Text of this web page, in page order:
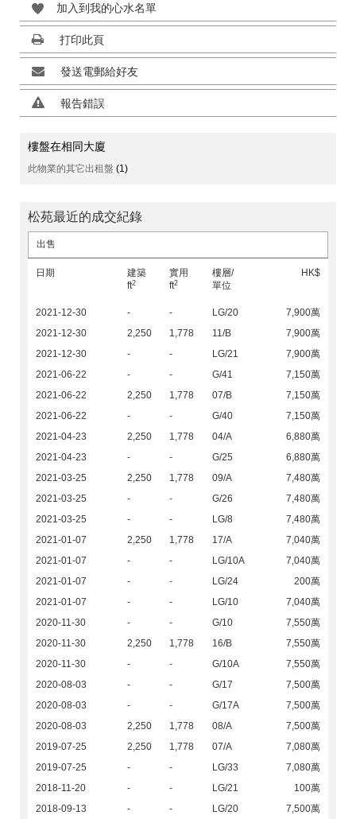
加入到我的心水名單
打印此頁
發送電郵給好友
報告錯誤
樓盤在相同大廈
此物業的其它出租盤 (1)
松苑最近的成交紀錄
出售
日期
建築
ft2
實用
ft2
樓層/
單位
HK$
2021-12-30 - - LG/20
7,900萬
2021-12-30
2,250 1,778 11/B
7,900萬
2021-12-30
- - LG/21
7,900萬
2021-06-22
- - G/41
7,150萬
2021-06-22
2,250 1,778 07/B
7,150萬
2021-06-22
- - G/40
7,150萬
2021-04-23
2,250 1,778 04/A
6,880萬
2021-04-23
- - G/25
6,880萬
2021-03-25
2,250 1,778 09/A
7,480萬
2021-03-25
- - G/26
7,480萬
2021-03-25
- - LG/8
7,480萬
2021-01-07
2,250 1,778 17/A
7,040萬
2021-01-07
- - LG/10A
7,040萬
2021-01-07
- - LG/24
200萬
2021-01-07
- - LG/10
7,040萬
2020-11-30
- - G/10
7,550萬
2020-11-30
2,250 1,778 16/B
7,550萬
2020-11-30
- - G/10A
7,550萬
2020-08-03
- - G/17
7,500萬
2020-08-03
- - G/17A
7,500萬
2020-08-03
2,250 1,778 08/A
7,500萬
2019-07-25
2,250 1,778 07/A
7,080萬
2019-07-25
- - LG/33
7,080萬
2018-11-20
- - LG/21
100萬
2018-09-13
- - LG/20
7,500萬